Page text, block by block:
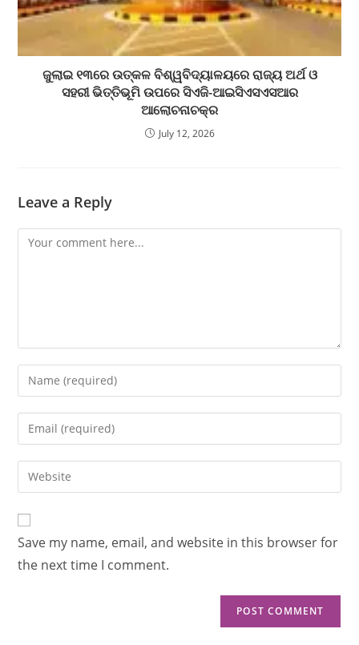
ଜୁଲାଇ ୧୩ରେ ଉତ୍କଳ ବିଶ୍ୱବିଦ୍ୟାଳୟରେ ରାଜ୍ୟ ଅର୍ଥ ଓ
ସହରୀ ଭିତ୍ତିଭୂମି ଉପରେ ସିଏଜି-ଆଇସିଏସଏସଆର
ଆଲୋଚନାଚକ୍ର
July 12, 2026
Leave a Reply
Save my name, email, and website in this browser for
the next time I comment.